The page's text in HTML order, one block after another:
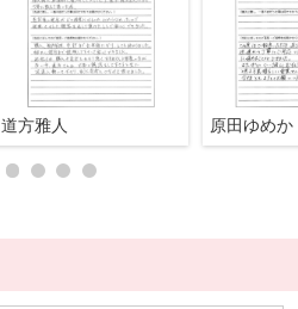
道方雅人 原田ゆめか